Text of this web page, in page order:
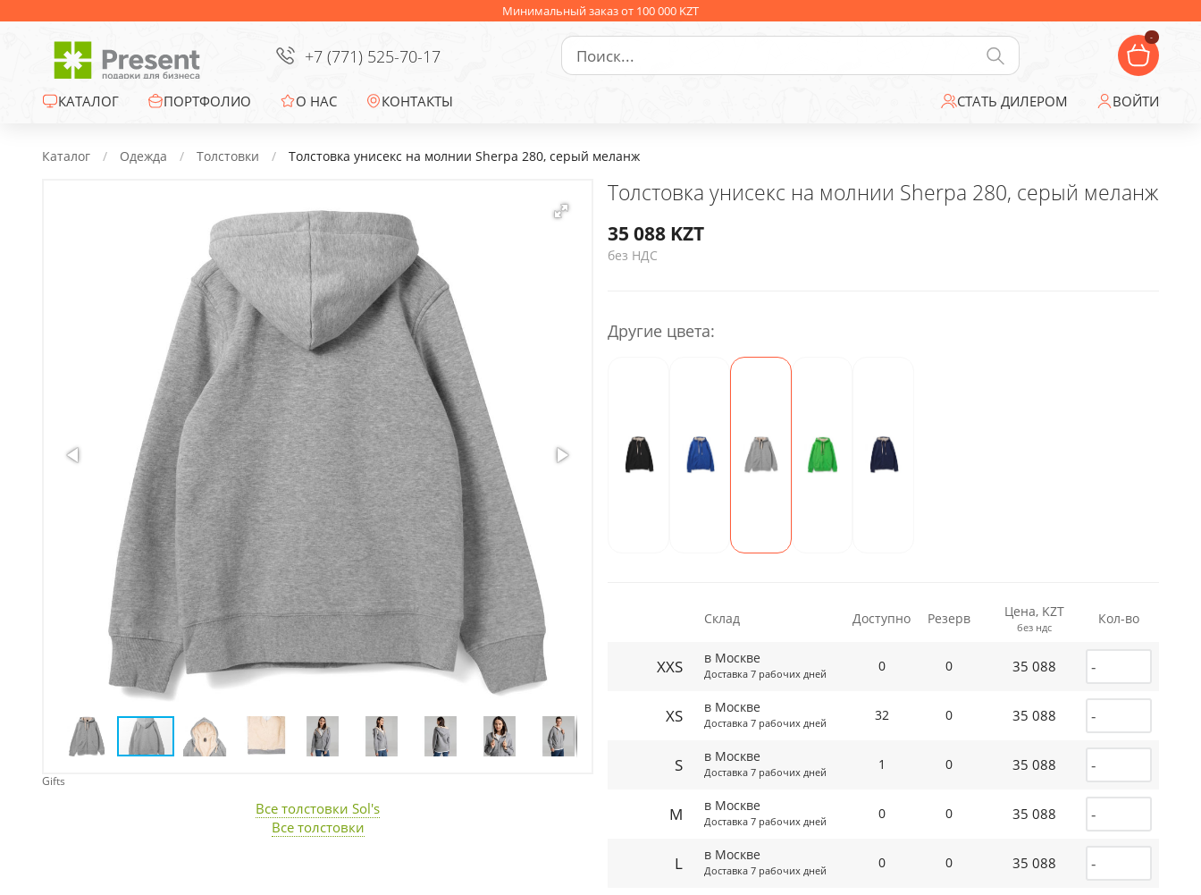
Минимальный заказ от 100 000 KZT
+7 (771) 525-70-17
-
КАТАЛОГ
Офисные сувениры
Зонты
Промо-сувениры
Новогодние подарки
праздникам
Подарочные наборы
Личные аксессуары
Деловые подарки
Съедобные подарки с
логотипом
ПОРТФОЛИО О НАС КОНТАКТЫ СТАТЬ ДИЛЕРОМ ВОЙТИ
Каталог Одежда Толстовки Толстовка унисекс на молнии Sherpa 280, серый меланж
Gifts
Все толстовки Sol's
Все толстовки
Толстовка унисекс на молнии Sherpa 280, серый меланж
35 088 KZT
без НДС
Другие цвета:
Склад Доступно Резерв Цена, KZT
без ндс Кол-во
XXS в Москве
Доставка 7 рабочих дней 0 0 35 088
XS в Москве
Доставка 7 рабочих дней 32 0 35 088
S в Москве
Доставка 7 рабочих дней 1 0 35 088
M в Москве
Доставка 7 рабочих дней 0 0 35 088
L в Москве
Доставка 7 рабочих дней 0 0 35 088